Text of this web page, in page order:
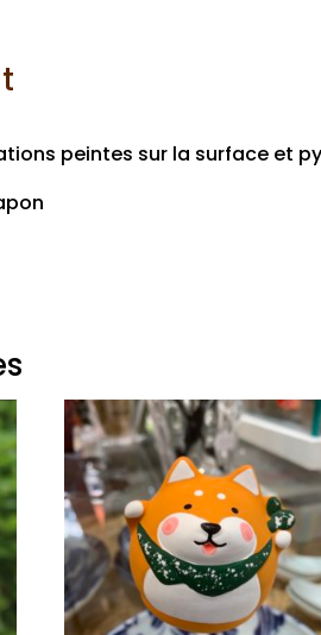
peintes sur la surface et